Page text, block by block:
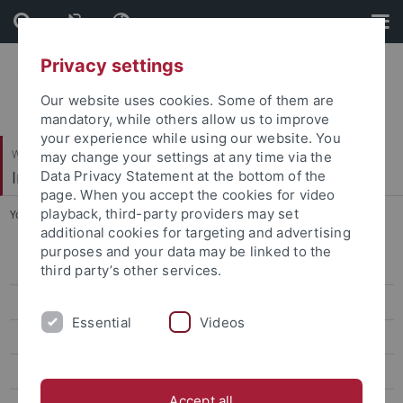
Skip
to
content
Skip
to
footer
Wirtschafts- und Sozialwissenschaftliche Fakultät
Institut für Politikwissenschaft
You are here: Startseite ... Studiengänge am Institut
B.A.-Studiengang
Master of Peace Research and International Relations (M.A.)
Privacy settings
Our website uses cookies. Some of them are
mandatory, while others allow us to improve
your experience while using our website. You
may change your settings at any time via the
Data Privacy Statement at the bottom of the
page. When you accept the cookies for video
playback, third-party providers may set
additional cookies for targeting and advertising
purposes and your data may be linked to the
third party’s other services.
Essential Videos